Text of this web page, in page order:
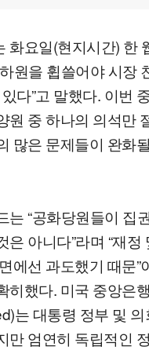
화요일(현지시간) 한
원을 휩쓸어야 시장
다”고 말했다. 이번
원 중 하나의 의석만
많은 문제들이 완화
는 “공화당원들이 집
은 아니다”라며 “재정
에선 과도했기 때문”
히했다. 미국 중앙은
는 대통령 정부 및
만 엄연히 독립적인